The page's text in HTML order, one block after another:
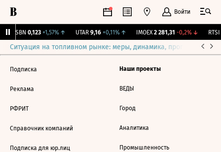
Войти
USBN 0,123 +1,57%↑ UTAR 9,16 +0,11%↑ IMOEX 2 281,31 -0,2%↓ RTSI
Ситуация на топливном рынке: меры, динамика, прогнозы
Подписка
Реклама
РФРИТ
Справочник компаний
Подписка для юр.лиц
Наши проекты
ВЕДЫ
Город
Аналитика
Промышленность